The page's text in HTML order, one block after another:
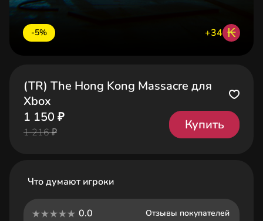
-5% +34 ₭
(TR) The Hong Kong Massacre для
Xbox
1 150 ₽
1 216 ₽
Купить
Что думают игроки
0.0
Отзывы покупателей